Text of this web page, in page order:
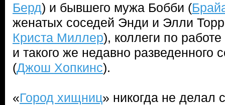
Берд) и бывшего мужа Бобби (
женатых соседей Энди и Элли
Криста Миллер), коллеги по
и такого же недавно разведенного
(Джош Хопкинс).
«Город хищниц» никогда не делал